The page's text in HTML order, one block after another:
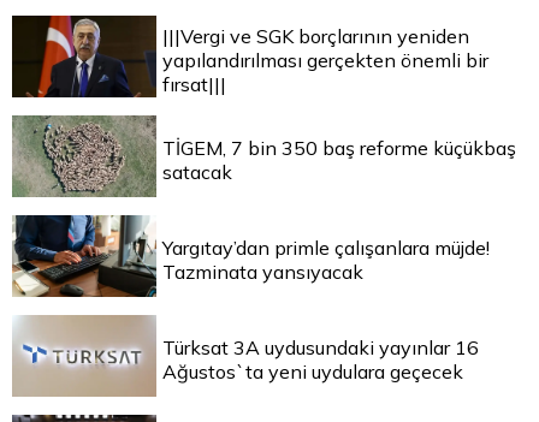
|||Vergi ve SGK borçlarının yeniden
yapılandırılması gerçekten önemli bir
fırsat|||
TİGEM, 7 bin 350 baş reforme küçükbaş
satacak
Yargıtay’dan primle çalışanlara müjde!
Tazminata yansıyacak
Türksat 3A uydusundaki yayınlar 16
Ağustos`ta yeni uydulara geçecek